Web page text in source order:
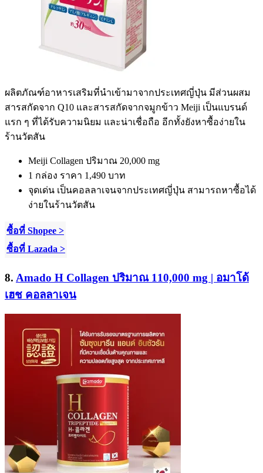
ผลิตภัณฑ์อาหารเสริมที่นำเข้ามาจากประเทศญี่ปุ่น มีส่วนผสม
สารสกัดจาก Q10 และสารสกัดจากจมูกข้าว Meiji เป็นแบรนด์
แรก ๆ ที่ได้รับความนิยม และน่าเชื่อถือ อีกทั้งยังหาซื้อง่ายใน
ร้านวัตสัน
Meiji Collagen ปริมาณ 20,000 mg
1 กล่อง ราคา 1,490 บาท
จุดเด่น เป็นคอลลาเจนจากประเทศญี่ปุ่น สามารถหาซื้อได้
ง่ายในร้านวัตสัน
ซื้อที่ Shopee >
ซื้อที่ Lazada >
8. Amado H Collagen ปริมาณ 110,000 mg | อมาโด้
เฮช คอลลาเจน